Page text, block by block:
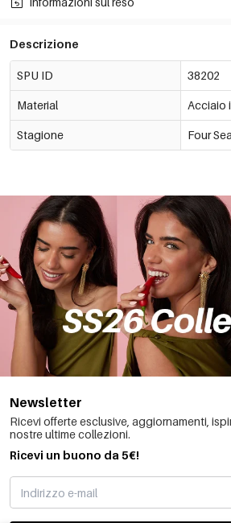
Descrizione
SPU ID 38202
Material Acciaio
Stagione Four
Newsletter
Ricevi offerte esclusive, aggiornamenti,
nostre ultime collezioni.
Ricevi un buono da 5€!